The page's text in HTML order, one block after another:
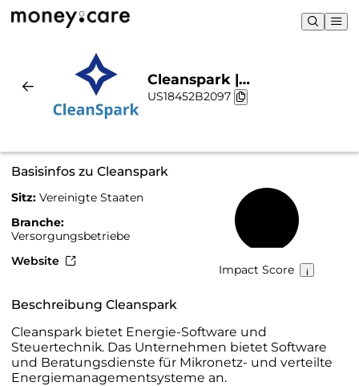
Cleanspark |
Nachhaltigkeit & Chart
US18452B2097
Basisinfos zu Cleanspark
Sitz: Vereinigte Staaten
Branche:
Versorgungsbetriebe
Website
Impact Score
Beschreibung Cleanspark
Cleanspark bietet Energie-Software und
Steuertechnik. Das Unternehmen bietet Software
und Beratungsdienste für Mikronetz- und verteilte
Energiemanagementsysteme an.